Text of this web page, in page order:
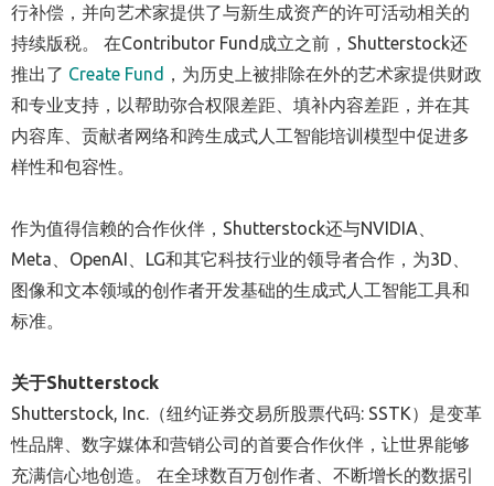
行补偿，并向艺术家提供了与新生成资产的许可活动相关的
持续版税。 在Contributor Fund成立之前，Shutterstock还
推出了 Create Fund ，为历史上被排除在外的艺术家提供财政
和专业支持，以帮助弥合权限差距、填补内容差距，并在其
内容库、贡献者网络和跨生成式人工智能培训模型中促进多
样性和包容性。
作为值得信赖的合作伙伴，Shutterstock还与NVIDIA、
Meta、OpenAI、LG和其它科技行业的领导者合作，为3D、
图像和文本领域的创作者开发基础的生成式人工智能工具和
标准。
关于Shutterstock
Shutterstock, Inc.（纽约证券交易所股票代码: SSTK）是变革
性品牌、数字媒体和营销公司的首要合作伙伴，让世界能够
充满信心地创造。 在全球数百万创作者、不断增长的数据引